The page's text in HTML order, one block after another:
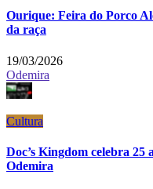
Ourique: Feira do Porco
da raça
19/03/2026
Odemira
Cultura
Doc’s Kingdom celebra 25
Odemira